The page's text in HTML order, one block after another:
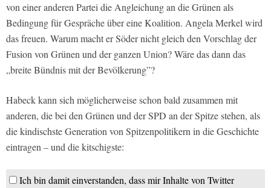
von einer anderen Partei die Angleichung an die Grünen als
Bedingung für Gespräche über eine Koalition. Angela Merkel wird
das freuen. Warum macht er Söder nicht gleich den Vorschlag der
Fusion von Grünen und der ganzen Union? Wäre das dann das
„breite Bündnis mit der Bevölkerung”?
Habeck kann sich möglicherweise schon bald zusammen mit
anderen, die bei den Grünen und der SPD an der Spitze stehen, als
die kindischste Generation von Spitzenpolitikern in die Geschichte
eintragen – und die kitschigste:
Ich bin damit einverstanden, dass mir Inhalte von Twitter